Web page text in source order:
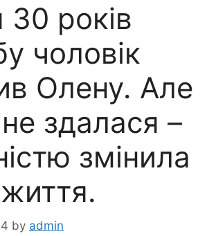
30 років
чоловік
Олену. Але
здалася –
змінила
by admin